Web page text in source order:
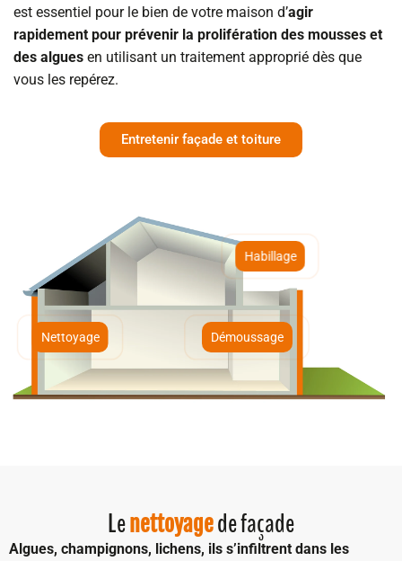
est essentiel pour le bien de votre maison d’agir
rapidement pour prévenir la prolifération des mousses et
des algues en utilisant un traitement approprié dès que
vous les repérez.
Entretenir façade et toiture
Nettoyage Démoussage
Habillage
Lenettoyagede façade
Algues, champignons, lichens, ils s’infiltrent dans les